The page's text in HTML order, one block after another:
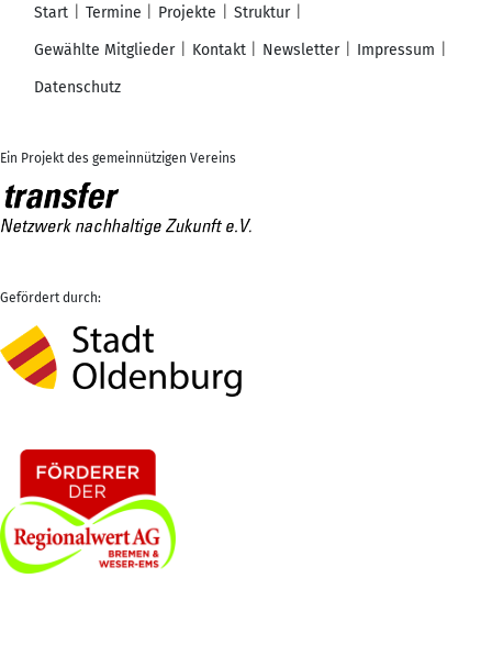
Start Termine Projekte
Struktur
Gewählte Mitglieder
Kontakt Newsletter
Impressum
Datenschutz
Ein Projekt des gemeinnützigen Vereins
Gefördert durch: